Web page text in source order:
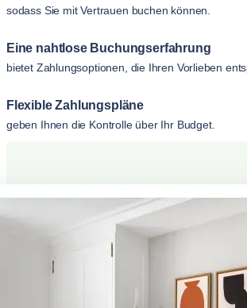
sodass Sie mit Vertrauen buchen können.
Eine nahtlose Buchungserfahrung
bietet Zahlungsoptionen, die Ihren Vorlieben
Flexible Zahlungspläne
geben Ihnen die Kontrolle über Ihr Budget.